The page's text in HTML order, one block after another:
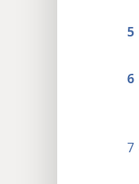
5
6
7